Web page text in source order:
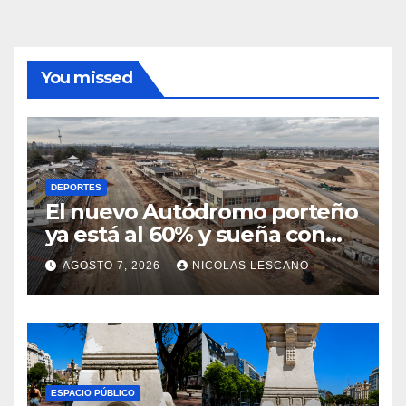
You missed
DEPORTES
El nuevo Autódromo porteño
ya está al 60% y sueña con
volver a tener Fórmula 1
AGOSTO 7, 2026 NICOLAS LESCANO
ESPACIO PÚBLICO